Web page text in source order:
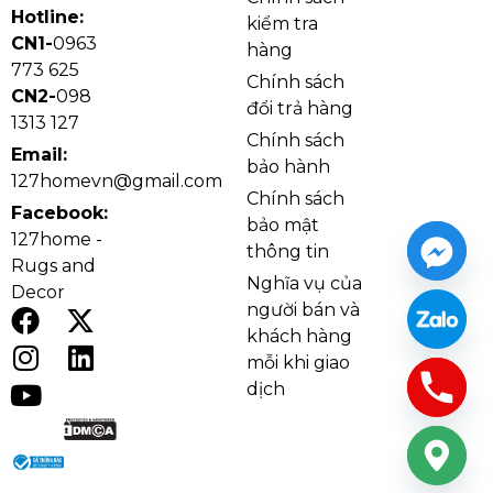
Ảnh thật của Đèn Tường VNT6633
3. Lý do nên chọnĐèn Tường
VNT6633
Phong cách cổ điển giả cổ sang trọng:
Tay
cong, hoa văn và tông vàng giúp mặt tiền, hiên
Hotline:
CN1-0963
773 625
CN2-098
1313 127
Email:
127homevn@gmail.com
Facebook:
127home -
Rugs and
Decor
kiểm tra
hàng
Chính sách
đổi trả hàng
Chính sách
bảo hành
Chính sách
bảo mật
thông tin
Nghĩa vụ của
người bán và
khách hàng
mỗi khi giao
dịch